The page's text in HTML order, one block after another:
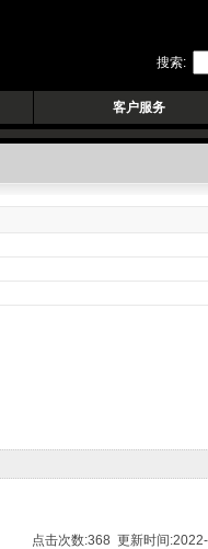
搜索:
客户服务
点击次数:368 更新时间